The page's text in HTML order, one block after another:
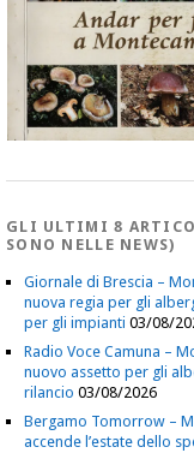
GLI ULTIMI 8
SONO NELLE NEWS)
Giornale di Brescia –
nuova regia per gli
per gli impianti 03/08/
Radio Voce Camuna –
nuovo assetto per gli
rilancio 03/08/2026
Bergamo Tomorrow –
accende l’estate dello